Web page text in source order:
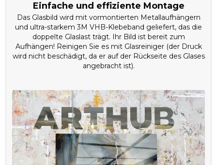
Einfache und effiziente Montage
Das Glasbild wird mit vormontierten Metallaufhängern
und ultra-starkem 3M VHB-Klebeband geliefert, das die
doppelte Glaslast trägt. Ihr Bild ist bereit zum
Aufhängen! Reinigen Sie es mit Glasreiniger (der Druck
wird nicht beschädigt, da er auf der Rückseite des Glases
angebracht ist).